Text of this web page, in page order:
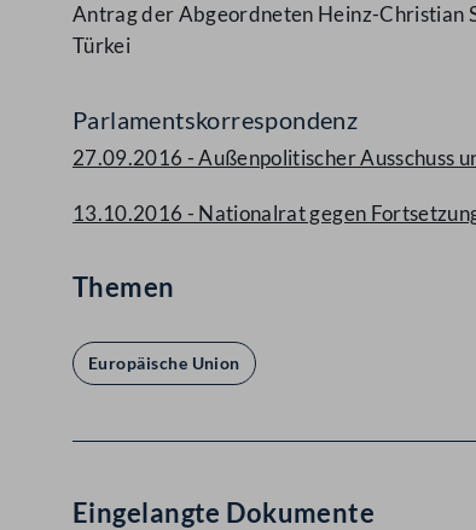
Antrag der Abgeordneten Heinz-Christian
Türkei
Parlamentskorrespondenz
27.09.2016 - Außenpolitischer Ausschuss
13.10.2016 - Nationalrat gegen
Themen
Europäische Union
Eingelangte Dokumente